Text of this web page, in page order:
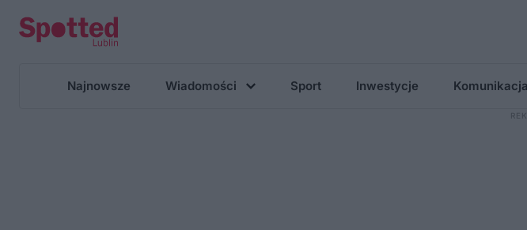
Najnowsze Wiadomości Sport Inwestycje Komunikacja